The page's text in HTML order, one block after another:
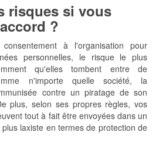
risques si vous
?
à l'organisation pour
personnelles, le risque le plus
qu'elles tombent entre de
n'importe quelle société, la
contre un piratage de son
plus, selon ses propres règles, vos
tout à fait être envoyées dans un
laxiste en termes de protection de